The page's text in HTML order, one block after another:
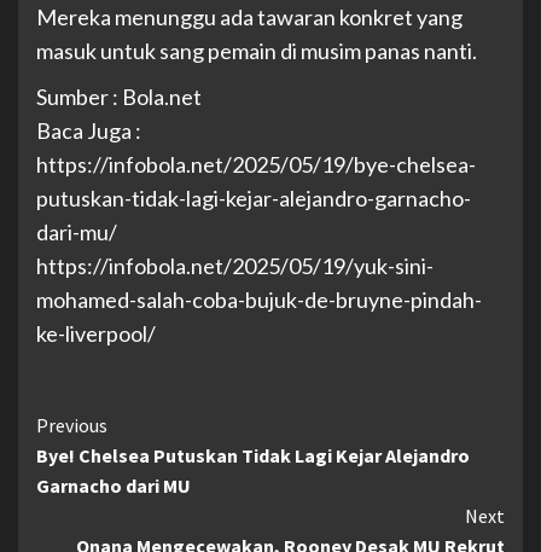
Mereka menunggu ada tawaran konkret yang
masuk untuk sang pemain di musim panas nanti.
Sumber : Bola.net
Baca Juga :
https://infobola.net/2025/05/19/bye-chelsea-
putuskan-tidak-lagi-kejar-alejandro-garnacho-
dari-mu/
https://infobola.net/2025/05/19/yuk-sini-
mohamed-salah-coba-bujuk-de-bruyne-pindah-
ke-liverpool/
Continue
Reading
Previous
Bye! Chelsea Putuskan Tidak Lagi Kejar Alejandro
Garnacho dari MU
Next
Onana Mengecewakan, Rooney Desak MU Rekrut